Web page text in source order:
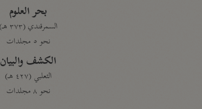
بحر العلوم
السمرقندي (٣٧٣ هـ)
نحو ٥ مجلدات
الكشف والبيان
الثعلبي (٤٢٧ هـ)
نحو ٨ مجلدات